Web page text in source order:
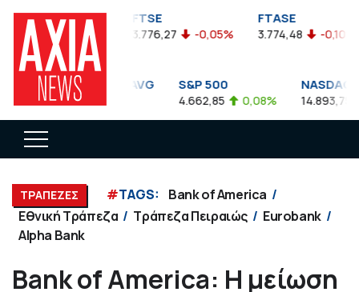
FTSEA
899,47 -0,04%
FTSE
3.776,27 -0,05%
FTASE
3.774,48 -0,10%
DOW JONES INDUS. AVG
35.911,81 -0,56%
S&P 500
4.662,85 0,08%
NASDAQ
14.893,75
ΤΡΑΠΕΖΕΣ #TAGS:
Bank of America
Εθνική Τράπεζα
Τράπεζα Πειραιώς
Eurobank
Alpha Bank
Bank of America: Η μείωση